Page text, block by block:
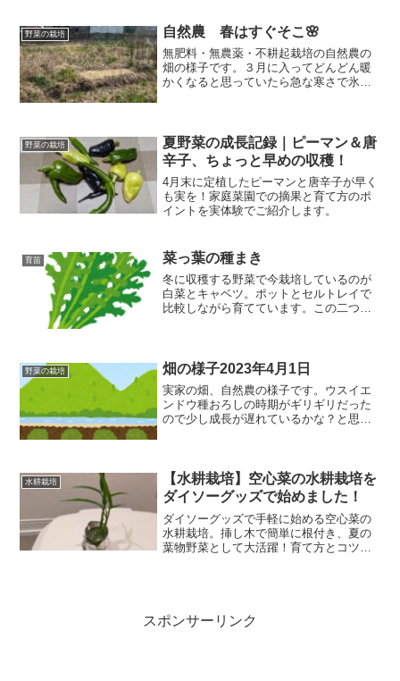
野菜の栽培 自然農 春はすぐそこ🌸
無肥料・無農薬・不耕起栽培の自然農の
畑の様子です。３月に入ってどんどん暖
かくなると思っていたら急な寒さで氷が
間にはあまり見なかった虫や生き物の姿
を見るようになりました。野菜は花を咲
かせて子孫を残す準備を始めています。
😄少しずつですが活気づいてきていま
す。
野菜の栽培
夏野菜の成長記録｜ピーマン＆唐
辛子、ちょっと早めの収穫！
4月末に定植したピーマンと唐辛子が早く
も実を！家庭菜園での摘果と育て方のポ
イントを実体験でご紹介します。
育苗 菜っ葉の種まき
冬に収穫する野菜で今栽培しているのが
白菜とキャベツ。ポットとセルトレイで
比較しながら育てています。この二つ以
種ですが、水菜とかつお菜！早速種をお
ろしましたよ！
野菜の栽培 畑の様子2023年4月1日
実家の畑、自然農の様子です。ウスイエ
ンドウ種おろしの時期がギリギリだった
ので少し成長が遅れているかな？と思い
中です。生駒の畑と同様に...
水耕栽培
【水耕栽培】空心菜の水耕栽培を
ダイソーグッズで始めました！
ダイソーグッズで手軽に始める空心菜の
水耕栽培。挿し木で簡単に根付き、夏の
葉物野菜として大活躍！育て方とコツを
スポンサーリンク